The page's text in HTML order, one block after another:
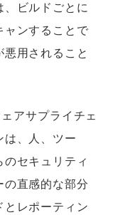
、ビルドごとに
ャンすることで
用されること
アサプライチェ
は、人、ツー
セキュリティ
直感的な部分
とレポーティン